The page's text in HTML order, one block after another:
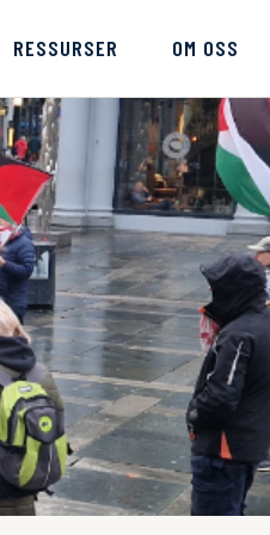
RESSURSER OM OSS